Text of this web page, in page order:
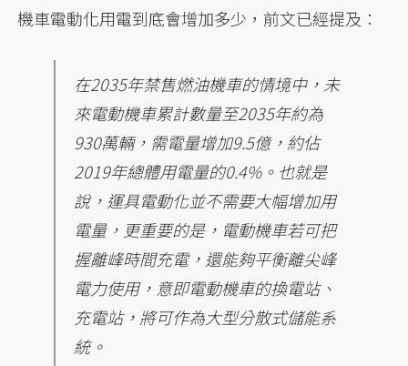
機車電動化用電到底會增加多少，前文已經提及：
在2035年禁售燃油機車的情境中，未
來電動機車累計數量至2035年約為
930萬輛，需電量增加9.5億，約佔
2019年總體用電量的0.4%。也就是
說，運具電動化並不需要大幅增加用
電量，更重要的是，電動機車若可把
握離峰時間充電，還能夠平衡離尖峰
電力使用，意即電動機車的換電站、
充電站，將可作為大型分散式儲能系
統。